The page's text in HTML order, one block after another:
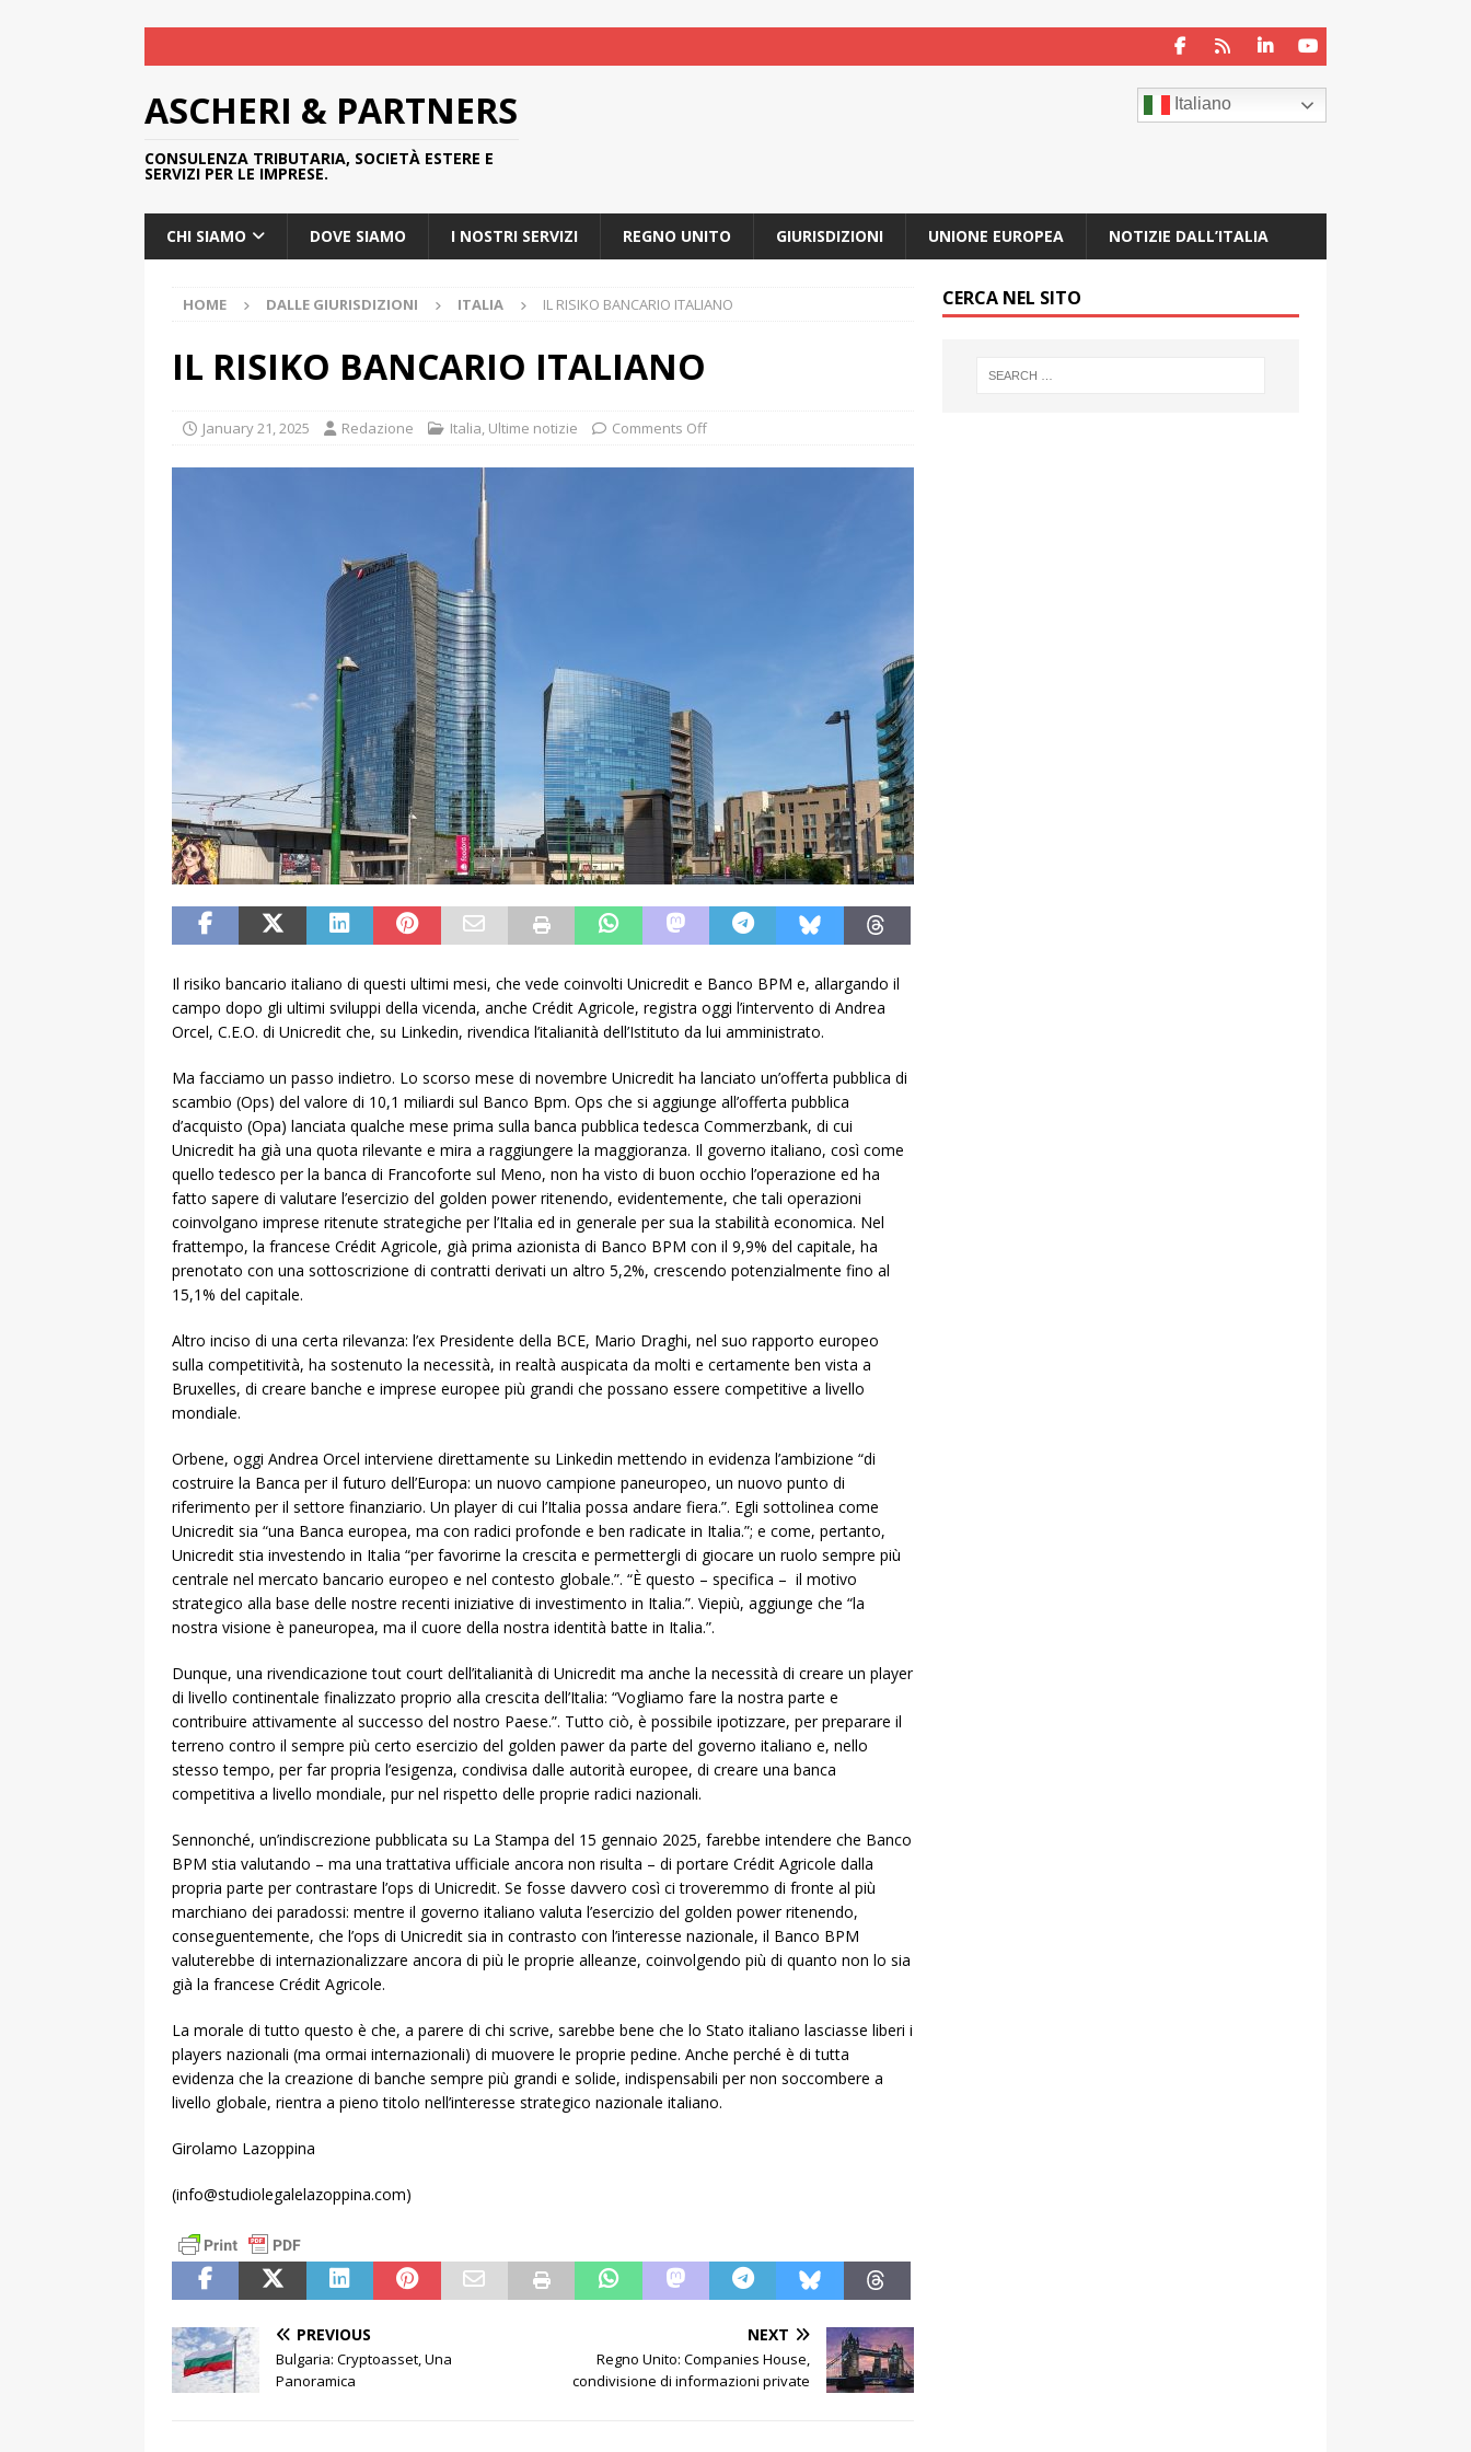
ASCHERI & PARTNERS
CONSULENZA TRIBUTARIA, SOCIETÀ ESTERE E
SERVIZI PER LE IMPRESE.
Italiano
CHI SIAMO DOVE SIAMO I NOSTRI SERVIZI REGNO UNITO GIURISDIZIONI UNIONE EUROPEA NOTIZIE DALL’ITALIA
HOME DALLE GIURISDIZIONI ITALIA IL RISIKO BANCARIO ITALIANO
IL RISIKO BANCARIO ITALIANO
January 21, 2025 Redazione Italia, Ultime notizie Comments Off
Il risiko bancario italiano di questi ultimi mesi, che vede coinvolti Unicredit e Banco BPM e, allargando il
campo dopo gli ultimi sviluppi della vicenda, anche Crédit Agricole, registra oggi l’intervento di Andrea
Orcel, C.E.O. di Unicredit che, su Linkedin, rivendica l’italianità dell’Istituto da lui amministrato.
Ma facciamo un passo indietro. Lo scorso mese di novembre Unicredit ha lanciato un’offerta pubblica di
scambio (Ops) del valore di 10,1 miliardi sul Banco Bpm. Ops che si aggiunge all’offerta pubblica
d’acquisto (Opa) lanciata qualche mese prima sulla banca pubblica tedesca Commerzbank, di cui
Unicredit ha già una quota rilevante e mira a raggiungere la maggioranza. Il governo italiano, così come
quello tedesco per la banca di Francoforte sul Meno, non ha visto di buon occhio l’operazione ed ha
fatto sapere di valutare l’esercizio del golden power ritenendo, evidentemente, che tali operazioni
coinvolgano imprese ritenute strategiche per l’Italia ed in generale per sua la stabilità economica. Nel
frattempo, la francese Crédit Agricole, già prima azionista di Banco BPM con il 9,9% del capitale, ha
prenotato con una sottoscrizione di contratti derivati un altro 5,2%, crescendo potenzialmente fino al
15,1% del capitale.
Altro inciso di una certa rilevanza: l’ex Presidente della BCE, Mario Draghi, nel suo rapporto europeo
sulla competitività, ha sostenuto la necessità, in realtà auspicata da molti e certamente ben vista a
Bruxelles, di creare banche e imprese europee più grandi che possano essere competitive a livello
mondiale.
Orbene, oggi Andrea Orcel interviene direttamente su Linkedin mettendo in evidenza l’ambizione “di
costruire la Banca per il futuro dell’Europa: un nuovo campione paneuropeo, un nuovo punto di
riferimento per il settore finanziario. Un player di cui l’Italia possa andare fiera.”. Egli sottolinea come
Unicredit sia “una Banca europea, ma con radici profonde e ben radicate in Italia.”; e come, pertanto,
Unicredit stia investendo in Italia “per favorirne la crescita e permettergli di giocare un ruolo sempre più
centrale nel mercato bancario europeo e nel contesto globale.”. “È questo – specifica – il motivo
strategico alla base delle nostre recenti iniziative di investimento in Italia.”. Viepiù, aggiunge che “la
nostra visione è paneuropea, ma il cuore della nostra identità batte in Italia.”.
Dunque, una rivendicazione tout court dell’italianità di Unicredit ma anche la necessità di creare un player
di livello continentale finalizzato proprio alla crescita dell’Italia: “Vogliamo fare la nostra parte e
contribuire attivamente al successo del nostro Paese.”. Tutto ciò, è possibile ipotizzare, per preparare il
terreno contro il sempre più certo esercizio del golden pawer da parte del governo italiano e, nello
stesso tempo, per far propria l’esigenza, condivisa dalle autorità europee, di creare una banca
competitiva a livello mondiale, pur nel rispetto delle proprie radici nazionali.
Sennonché, un’indiscrezione pubblicata su La Stampa del 15 gennaio 2025, farebbe intendere che Banco
BPM stia valutando – ma una trattativa ufficiale ancora non risulta – di portare Crédit Agricole dalla
propria parte per contrastare l’ops di Unicredit. Se fosse davvero così ci troveremmo di fronte al più
marchiano dei paradossi: mentre il governo italiano valuta l’esercizio del golden power ritenendo,
conseguentemente, che l’ops di Unicredit sia in contrasto con l’interesse nazionale, il Banco BPM
valuterebbe di internazionalizzare ancora di più le proprie alleanze, coinvolgendo più di quanto non lo sia
già la francese Crédit Agricole.
La morale di tutto questo è che, a parere di chi scrive, sarebbe bene che lo Stato italiano lasciasse liberi i
players nazionali (ma ormai internazionali) di muovere le proprie pedine. Anche perché è di tutta
evidenza che la creazione di banche sempre più grandi e solide, indispensabili per non soccombere a
livello globale, rientra a pieno titolo nell’interesse strategico nazionale italiano.
Girolamo Lazoppina
(info@studiolegalelazoppina.com)
PREVIOUS
Bulgaria: Cryptoasset, Una
Panoramica
NEXT
Regno Unito: Companies House,
condivisione di informazioni private
CERCA NEL SITO